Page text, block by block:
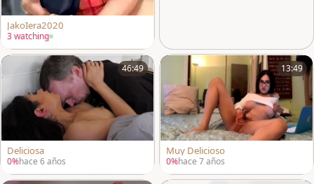
JakoIera2020
3 watching
46:49
Deliciosa
0%hace 6 años
13:49
Muy Delicioso
0%hace 7 años